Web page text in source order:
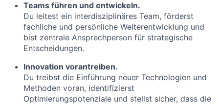
Teams führen und entwickeln.
Du leitest ein interdisziplinäres Team, förderst
fachliche und persönliche Weiterentwicklung und
bist zentrale Ansprechperson für strategische
Entscheidungen.
Innovation vorantreiben.
Du treibst die Einführung neuer Technologien und
Methoden voran, identifizierst
Optimierungspotenziale und stellst sicher, dass die